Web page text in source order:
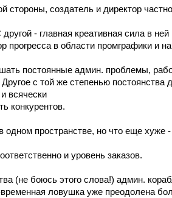
создатель и директор
- главная креативная сила в ней
прогресса в области промграфики и
постоянные админ. проблемы,
с той же степенью постоянства
всячески
конкурентов.
пространстве, но что еще хуже
и уровень заказов.
(не боюсь этого слова!) админ.
ловушка уже преодолена